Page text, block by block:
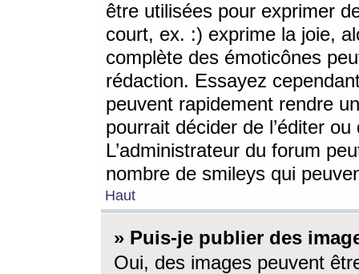
être utilisées pour exprimer
court, ex. :) exprime la joie,
complète des émoticônes
rédaction. Essayez
peuvent rapidement rendre
pourrait décider de l’éditer
L’administrateur du forum
nombre de smileys qui
Haut
» Puis-je publier des
Oui, des images peuvent